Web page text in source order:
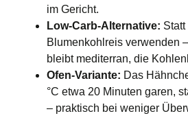
im Gericht.
Low-Carb-Alternative:
Blumenkohlreis verwenden
bleibt mediterran, die
Ofen-Variante: Das
°C etwa 20 Minuten garen,
– praktisch bei weniger